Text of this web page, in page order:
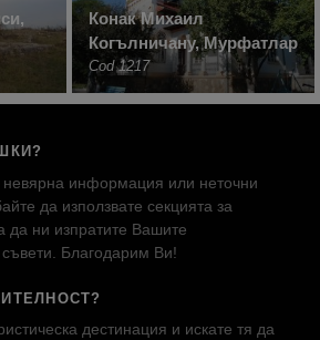
Конак Михаил
Когълничану, Мурфатлар
Cod 1217
информация или неточни
да използвате секцията за
да ни изпратите Вашите
Благодарим Ви!
дестинация и искате тя да